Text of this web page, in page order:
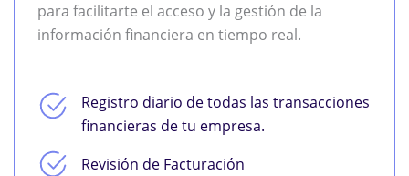
para facilitarte el acceso y la gestión de la
información financiera en tiempo real.
Registro diario de todas las transacciones
financieras de tu empresa.
Revisión de Facturación